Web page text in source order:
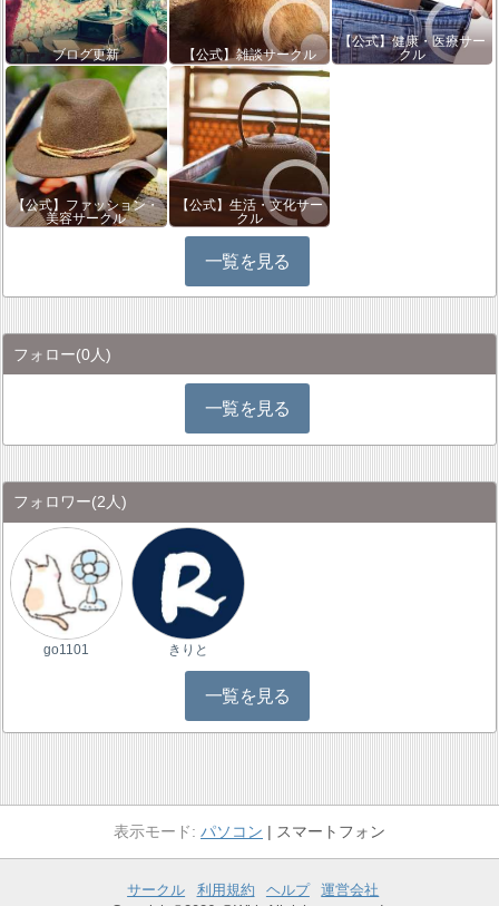
ブログ更新 【公式】雑談サークル
【公式】健康・医療サー
クル
【公式】ファッション・
美容サークル
【公式】生活・文化サー
クル
一覧を見る
フォロー(0人)
一覧を見る
フォロワー(2人)
go1101 きりと
一覧を見る
パソコン スマートフォン
サークル 利用規約 ヘルプ
運営会社